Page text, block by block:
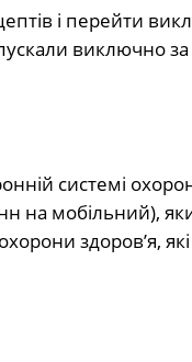
і перейти
виключно за
системі
на мобільний),
здоров’я, які